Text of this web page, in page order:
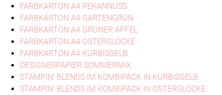
FARBKARTON A4 PEKANNUSS
FARBKARTON A4 GARTENGRÜN
FARBKARTON A4 GRÜNER APFEL
FARBKARTON A4 OSTERGLOCKE
FARBKARTON A4 KÜRBISGELB
DESIGNERPAPIER SOMMERMIX
STAMPIN’ BLENDS IM KOMBIPACK IN KÜRBISGELB
STAMPIN’ BLENDS IM KOMBIPACK IN OSTERGLOCKE